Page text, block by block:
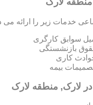
خدمات زیر را ارائه می
سوابق کارگری
بازنشستگی
کاری
بیمه
لارک, منطقه لارک